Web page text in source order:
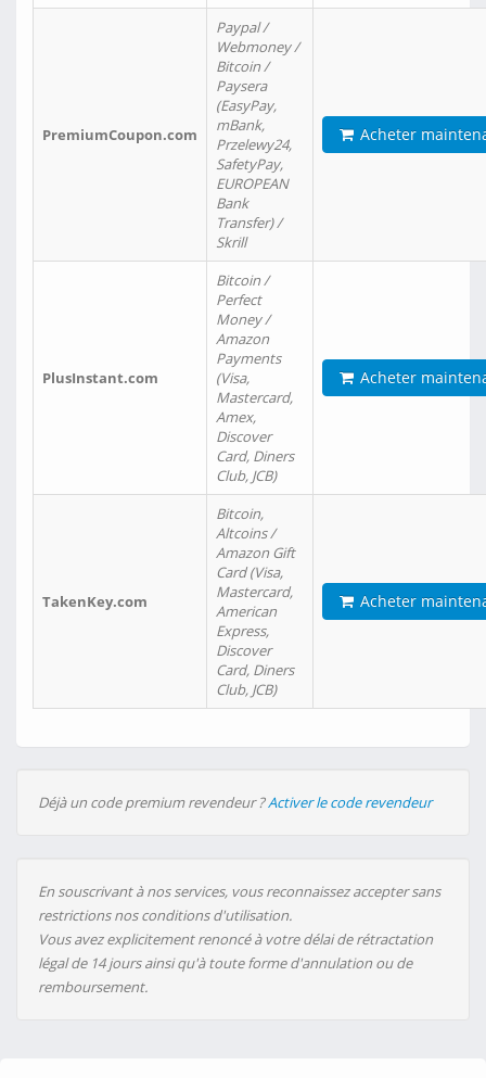
PremiumCoupon.com
Paypal /
Webmoney /
Bitcoin /
Paysera
(EasyPay,
mBank,
Przelewy24,
SafetyPay,
EUROPEAN
Bank
Transfer) /
Skrill
Acheter
PlusInstant.com
Bitcoin /
Perfect
Money /
Amazon
Payments
(Visa,
Mastercard,
Amex,
Discover
Card, Diners
Club, JCB)
Acheter
TakenKey.com
Bitcoin,
Altcoins /
Amazon Gift
Card (Visa,
Mastercard,
American
Express,
Discover
Card, Diners
Club, JCB)
Acheter
Déjà un code premium revendeur ?Activer le code revendeur
En souscrivant à nos services, vous reconnaissez accepter sans
restrictions nos conditions d'utilisation.
Vous avez explicitement renoncé à votre délai de rétractation
légal de 14 jours ainsi qu'à toute forme d'annulation ou de
remboursement.